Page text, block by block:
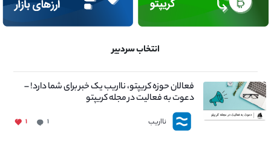
انتخاب سردبیر
فعالان حوزه کریپتو، نااریب یک خبر برای شما دارد! –
دعوت به فعالیت در مجله کریپتو
نااریب ۱ ۱